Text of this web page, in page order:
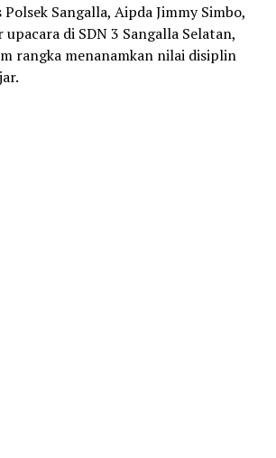
Sangalla, Aipda Jimmy Simbo,
di SDN 3 Sangalla Selatan,
rangka menanamkan nilai disiplin